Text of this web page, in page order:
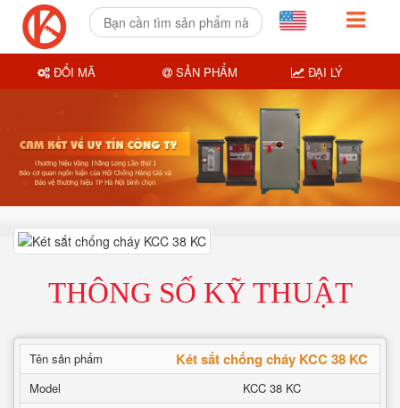
THÔNG SỐ KỸ THUẬT
Tên sản phẩm Két sắt chống cháy KCC 38 KC
Model
KCC 38 KC
ĐỔI MÃ SẢN PHẨM ĐẠI LÝ